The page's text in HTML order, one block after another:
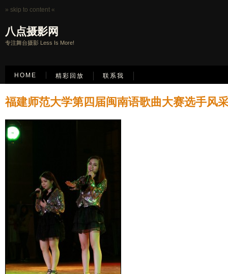
» skip to content «
八点摄影网
专注舞台摄影 Less Is More!
HOME 精彩回放 联系我
福建师范大学第四届闽南语歌曲大赛选手风